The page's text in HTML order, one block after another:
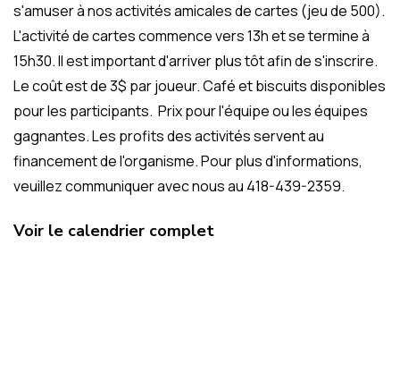
s'amuser à nos activités amicales de cartes (jeu de 500).
L'activité de cartes commence vers 13h et se termine à
15h30. Il est important d'arriver plus tôt afin de s'inscrire.
Le coût est de 3$ par joueur. Café et biscuits disponibles
pour les participants. Prix pour l'équipe ou les équipes
gagnantes. Les profits des activités servent au
financement de l'organisme. Pour plus d'informations,
veuillez communiquer avec nous au 418-439-2359.
Voir le calendrier complet